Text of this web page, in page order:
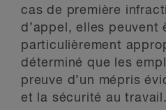
cas de première
d’appel, elles peuvent
particulièrement
déterminé que les
preuve d’un mépris
et la sécurité au travail.